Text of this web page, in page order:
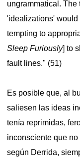
ungrammatical.
'idealizations'
tempting to
Sleep Furiously] to
fault lines." (51)
Es posible que, al
saliesen las ideas
tenía reprimidas,
inconsciente que
según Derrida,